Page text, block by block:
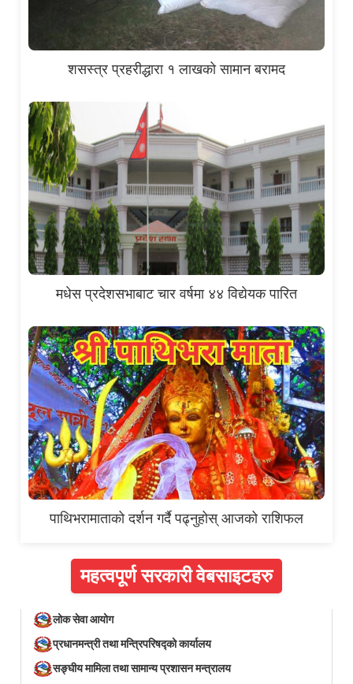
शसस्त्र प्रहरीद्धारा १ लाखको सामान बरामद
मधेस प्रदेशसभाबाट चार वर्षमा ४४ विद्येयक पारित
पाथिभरामाताको दर्शन गर्दै पढ्नुहोस् आजको राशिफल
महत्वपूर्ण सरकारी वेबसाइटहरु
लोक सेवा आयोग
प्रधानमन्त्री तथा मन्त्रिपरिषद्को कार्यालय
सङ्घीय मामिला तथा सामान्य प्रशासन मन्त्रालय